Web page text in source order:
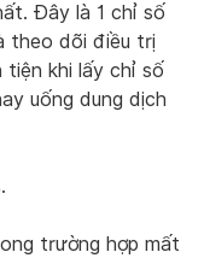
Đây là 1 chỉ số
theo dõi điều trị
tiện khi lấy chỉ số
uống dung dịch
trường hợp mất